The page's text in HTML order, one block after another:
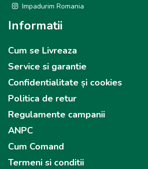
Impadurim Romania
Informatii
Cum se Livreaza
Service si garantie
Confidentialitate și cookies
Politica de retur
Regulamente campanii
ANPC
Cum Comand
Termeni si conditii